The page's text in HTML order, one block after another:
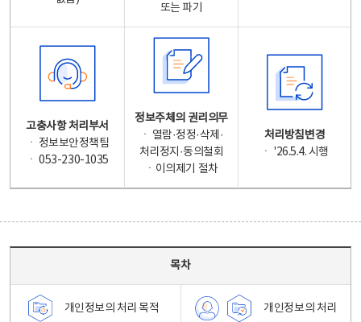
또는 파기
고충사항 처리부서
ㆍ 정보보안정책팀
ㆍ 053-230-1035
정보주체의 권리의무
ㆍ 열람·정정·삭제·
처리정지·동의철회
ㆍ이의제기 절차
처리방침변경
ㆍ '26.5.4. 시행
목차
개인정보의 처리 목적
개인정보의 처리